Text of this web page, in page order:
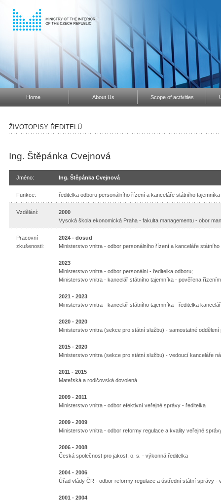
Home About Us Scope of activities
ŽIVOTOPISY ŘEDITELŮ
Ing. Štěpánka Cvejnová
Jméno: Ing. Štěpánka Cvejnová
Funkce: ředitelka odboru personálního řízení a kanceláře státního
Vzdělání:
2000
Vysoká škola ekonomická Praha - fakulta managementu - obor
Pracovní
zkušenosti:
2024 - dosud
Ministerstvo vnitra - odbor personálního řízení a kanceláře
2023
Ministerstvo vnitra - odbor personální - ředitelka odboru;
Ministerstvo vnitra - kancelář státního tajemníka - pověřena řízením
2021 - 2023
Ministerstvo vnitra - kancelář státního tajemníka - ředitelka
2020 - 2020
Ministerstvo vnitra (sekce pro státní službu) - samostatné
2015 - 2020
Ministerstvo vnitra (sekce pro státní službu) - vedoucí kanceláře
2011 - 2015
Mateřská a rodičovská dovolená
2009 - 2011
Ministerstvo vnitra - odbor efektivní veřejné správy - ředitelka
2009 - 2009
Ministerstvo vnitra - odbor reformy regulace a kvality veřejné
2006 - 2008
Česká společnost pro jakost, o. s. - výkonná ředitelka
2004 - 2006
Úřad vlády ČR - odbor reformy regulace a ústřední státní správy -
2001 - 2004